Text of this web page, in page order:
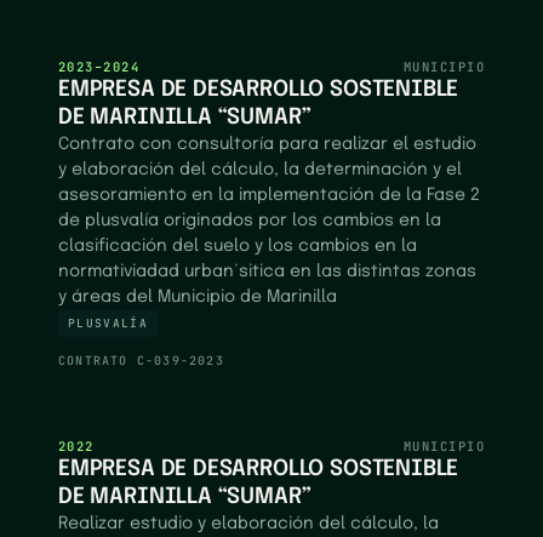
2023–2024 MUNICIPIO
EMPRESA DE DESARROLLO SOSTENIBLE
DE MARINILLA “SUMAR”
Contrato con consultoría para realizar el estudio
y elaboración del cálculo, la determinación y el
asesoramiento en la implementación de la Fase 2
de plusvalía originados por los cambios en la
clasificación del suelo y los cambios en la
normativiadad urban´sitica en las distintas zonas
y áreas del Municipio de Marinilla
PLUSVALÍA
CONTRATO C-039-2023
2022 MUNICIPIO
EMPRESA DE DESARROLLO SOSTENIBLE
DE MARINILLA “SUMAR”
Realizar estudio y elaboración del cálculo, la